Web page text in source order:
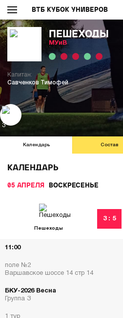
ВТБ КУБОК УНИВЕРОВ
ПЕШЕХОДЫ
МУиВ
Капитан:
Савченков Тимофей
Календарь Состав
КАЛЕНДАРЬ
05 АПРЕЛЯ ВОСКРЕСЕНЬЕ
11:00
поле №2
Варшавское шоссе 14 стр 14
1 тур
Пешеходы
3 : 5
БКУ-2026 Весна
Группа З